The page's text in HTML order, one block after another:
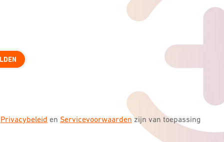
Privacybeleid en Servicevoorwaardenzijn van toepassing